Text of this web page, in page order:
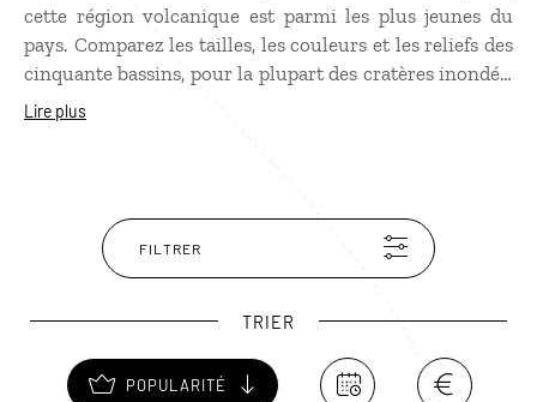
cette région volcanique est parmi les plus jeunes du
pays. Comparez les tailles, les couleurs et les reliefs des
cinquante bassins, pour la plupart des cratères inondés.
Remarquez les cabanons des pêcheurs, nombreux à
cet univers minéral noir proche du massif du
Landmannalaugar, dans les terres intérieures du pays.
Lire plus
FILTRER
TRIER
POPULARITÉ